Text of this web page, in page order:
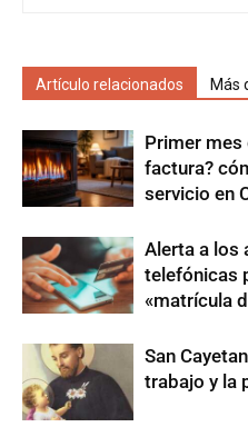
Artículo relacionados Más
Primer mes
factura?
servicio en
Alerta a los
telefónicas
«matrícula
San
trabajo y la